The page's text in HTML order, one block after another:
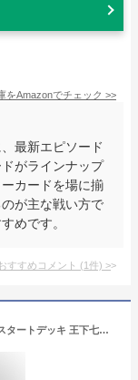
をAmazonでチェック >>
最新エピソード
がラインナップ
カードを場に揃
が主な戦い方で
めです。
すすめコメント (1件) >
【新品・未開封】ONE PIECE カードゲーム スタートデッキ 王下七武海【ST-03】 国内正規品 新品・未開封 ワンピース 王下七武海 バンダイ (BANDAI) プレゼント 贈り物